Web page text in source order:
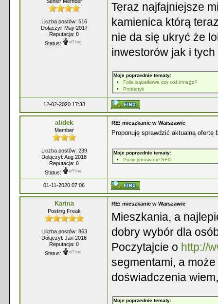
Liczba postów: 516
Dołączył: May 2017
Reputacja: 0
Status:
Teraz najfajniejsze
kamienica którą
nie da się ukryć że
inwestorów jak i
Moje poprzednie tematy:
Folia bąbelkowa czy coś innego?
Probiotyk
12-02-2020 17:33
alidek
Member
Liczba postów: 239
Dołączył: Aug 2018
Reputacja: 0
Status:
RE: mieszkanie w Warszawie
Proponuję sprawdzić aktualną ofertę
Moje poprzednie tematy:
Pozycjonowanie SEO
01-11-2020 07:06
Karina
Posting Freak
Liczba postów: 863
Dołączył: Jan 2016
Reputacja: 0
Status:
RE: mieszkanie w Warszawie
Mieszkania, a
dobry wybór dla
Poczytajcie o http://
segmentami, a
doświadczenia
Moje poprzednie tematy: